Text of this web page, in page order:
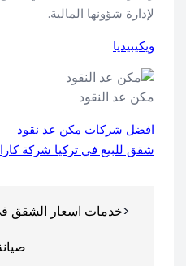
لإدارة شؤونها المالية.
ويكيبيديا
مكن عد النقود
افضل شركات مكن عد نقود
شقق للبيع في تركيا شركة
المقالاتخدمات اسعار الشقق